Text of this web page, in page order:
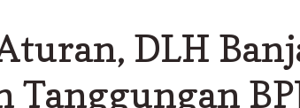
Hentikan
Tanggungan
BPJS
1.400
DLH